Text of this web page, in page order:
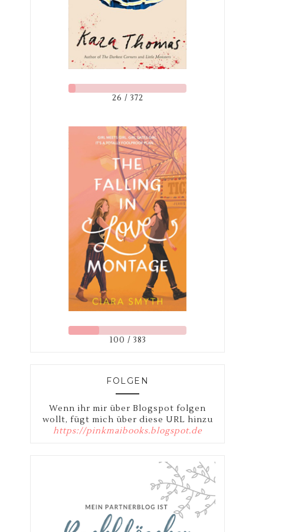
26 / 372
100 / 383
FOLGEN
Wenn ihr mir über Blogspot folgen
wollt, fügt mich über diese URL hinzu
https://pinkmaibooks.blogspot.de